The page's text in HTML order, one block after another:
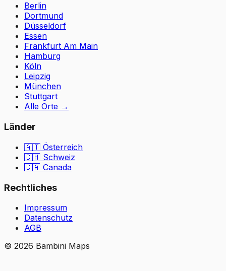
Berlin
Dortmund
Düsseldorf
Essen
Frankfurt Am Main
Hamburg
Köln
Leipzig
München
Stuttgart
Alle Orte →
Länder
🇦🇹 Österreich
🇨🇭 Schweiz
🇨🇦 Canada
Rechtliches
Impressum
Datenschutz
AGB
© 2026 Bambini Maps